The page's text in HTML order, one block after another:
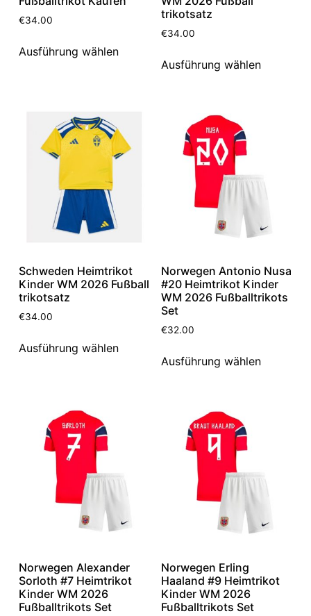
€34.00
Ausführung wählen
trikotsatz
€34.00
Ausführung wählen
Schweden Heimtrikot
Kinder WM 2026 Fußball
trikotsatz
€34.00
Ausführung wählen
Norwegen Antonio Nusa
#20 Heimtrikot Kinder
WM 2026 Fußballtrikots
Set
€32.00
Ausführung wählen
Norwegen Alexander
Sorloth #7 Heimtrikot
Kinder WM 2026
Fußballtrikots Set
Norwegen Erling
Haaland #9 Heimtrikot
Kinder WM 2026
Fußballtrikots Set